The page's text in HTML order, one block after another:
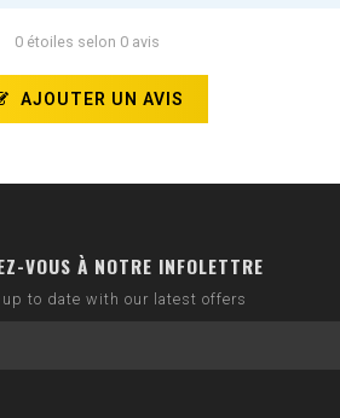
0 étoiles selon 0 avis
AJOUTER UN AVIS
VOUS À NOTRE INFOLETTRE
to date with our latest offers